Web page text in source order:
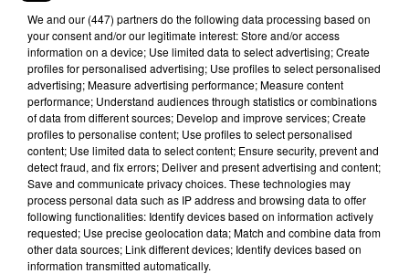
Avatar : la voie de l'eau
de James Cameron, avec Sam
Worthington, Zoe Saldana... Sortie le 14 décembre 2022.
Cet élément est masqué compte-tenu du refus du
dépôt de cookies que vous avez exprimé. Si vous
souhaitez l'afficher, merci de nous donner votre accord
en cliquant sur le bouton ci-dessous.
Afficher l'élément
We and our (447) partnersdo the following data processing based on
your consent and/or our legitimate interest: Store and/or access
information on a device; Use limited data to select advertising; Create
profiles for personalised advertising; Use profiles to select personalised
advertising; Measure advertising performance; Measure content
performance; Understand audiences through statistics or combinations
of data from different sources; Develop and improve services; Create
profiles to personalise content; Use profiles to select personalised
content; Use limited data to select content; Ensure security, prevent and
detect fraud, and fix errors; Deliver and present advertising and content;
Save and communicate privacy choices. These technologies may
process personal data such as IP address and browsing data to offer
following functionalities: Identify devices based on information actively
requested; Use precise geolocation data; Match and combine data from
other data sources; Link different devices; Identify devices based on
information transmitted automatically.